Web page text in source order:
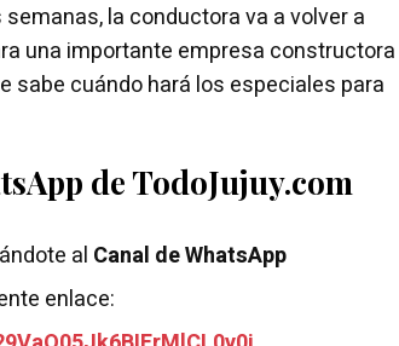
la conductora va a volver a
una importante empresa constructora
sabe cuándo hará los especiales para
de TodoJujuy.com
al Canal de WhatsApp
enlace: